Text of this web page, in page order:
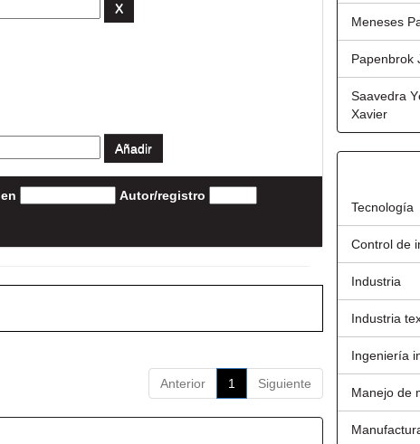
Autor/registro
Anterior 1 Siguiente
Meneses
Papenbrok
Saavedra
Xavier
Tecnología
Control de
Industria
Industria
Ingeniería
Manejo de